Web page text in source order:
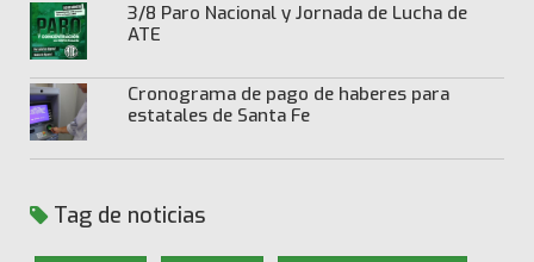
3/8 Paro Nacional y Jornada de Lucha de
ATE
Cronograma de pago de haberes para
estatales de Santa Fe
Tag de noticias